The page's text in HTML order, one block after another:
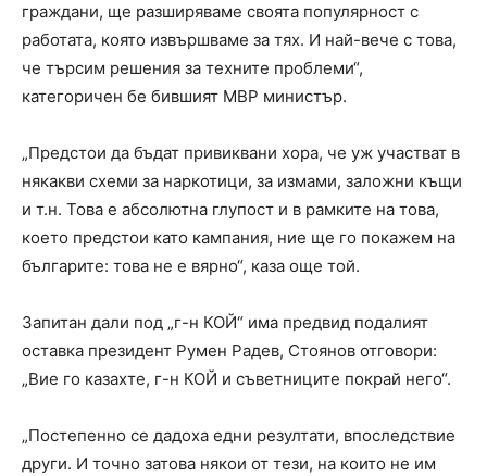
граждани, ще разширяваме своята популярност с
работата, която извършваме за тях. И най-вече с това,
че търсим решения за техните проблеми“,
категоричен бе бившият МВР министър.
„Предстои да бъдат привиквани хора, че уж участват в
някакви схеми за наркотици, за измами, заложни къщи
и т.н. Това е абсолютна глупост и в рамките на това,
което предстои като кампания, ние ще го покажем на
българите: това не е вярно“, каза още той.
Запитан дали под „г-н КОЙ“ има предвид подалият
оставка президент Румен Радев, Стоянов отговори:
„Вие го казахте, г-н КОЙ и съветниците покрай него“.
„Постепенно се дадоха едни резултати, впоследствие
други. И точно затова някои от тези, на които не им